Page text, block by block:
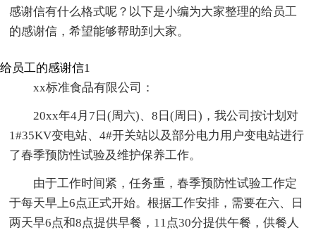
感谢信有什么格式呢？以下是小编为大家整理的给员工
的感谢信，希望能够帮助到大家。
给员工的感谢信1
xx标准食品有限公司：
20xx年4月7日(周六)、8日(周日)，我公司按计划对
1#35KV变电站、4#开关站以及部分电力用户变电站进行
了春季预防性试验及维护保养工作。
由于工作时间紧，任务重，春季预防性试验工作定
于每天早上6点正式开始。根据工作安排，需要在六、日
两天早6点和8点提供早餐，11点30分提供午餐，供餐人